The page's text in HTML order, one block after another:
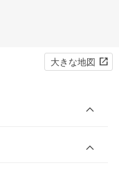
大きな地図